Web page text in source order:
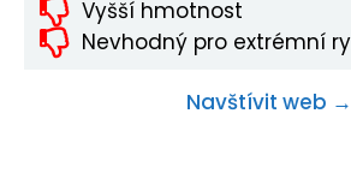
Vyšší hmotnost
Nevhodný pro extrémní
Navštívit web →